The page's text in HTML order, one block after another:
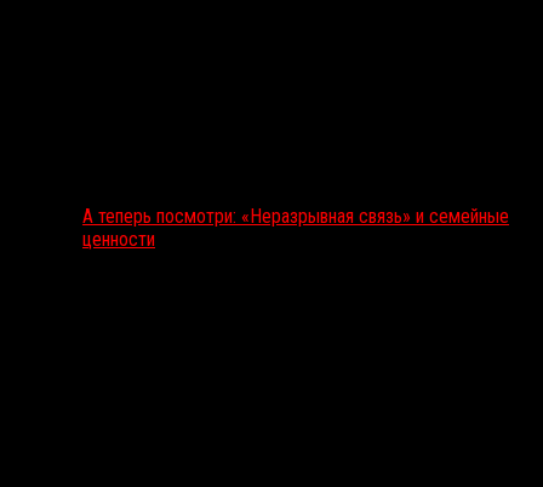
А теперь посмотри: «Неразрывная связь» и семейные
ценности